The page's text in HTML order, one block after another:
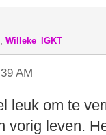
Willeke_IGKT
AM
leuk om te
vorig leven.